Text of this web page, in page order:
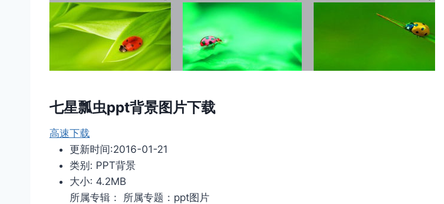
七星瓢虫ppt背景图片下载
高速下载
更新时间:2016-01-21
类别: PPT背景
大小: 4.2MB
所属专辑： 所属专题：ppt图片